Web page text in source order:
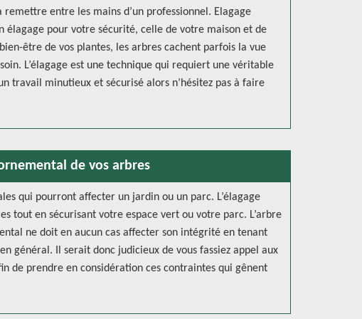
entre les mains d’un professionnel. Elagage
élagage pour votre sécurité, celle de votre maison et de
être de vos plantes, les arbres cachent parfois la vue
L’élagage est une technique qui requiert une véritable
travail minutieux et sécurisé alors n’hésitez pas à faire
de vos arbres
qui pourront affecter un jardin ou un parc. L’élagage
tout en sécurisant votre espace vert ou votre parc. L’arbre
ne doit en aucun cas affecter son intégrité en tenant
général. Il serait donc judicieux de vous fassiez appel aux
de prendre en considération ces contraintes qui gênent